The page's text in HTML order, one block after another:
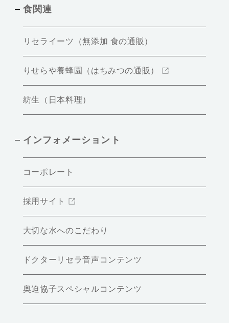
食関連
リセライーツ（無添加 食の通販）
りせらや養蜂園（はちみつの通販）
紡生（日本料理）
インフォメーショント
コーポレート
採用サイト
大切な水へのこだわり
ドクターリセラ音声コンテンツ
奥迫協子スペシャルコンテンツ